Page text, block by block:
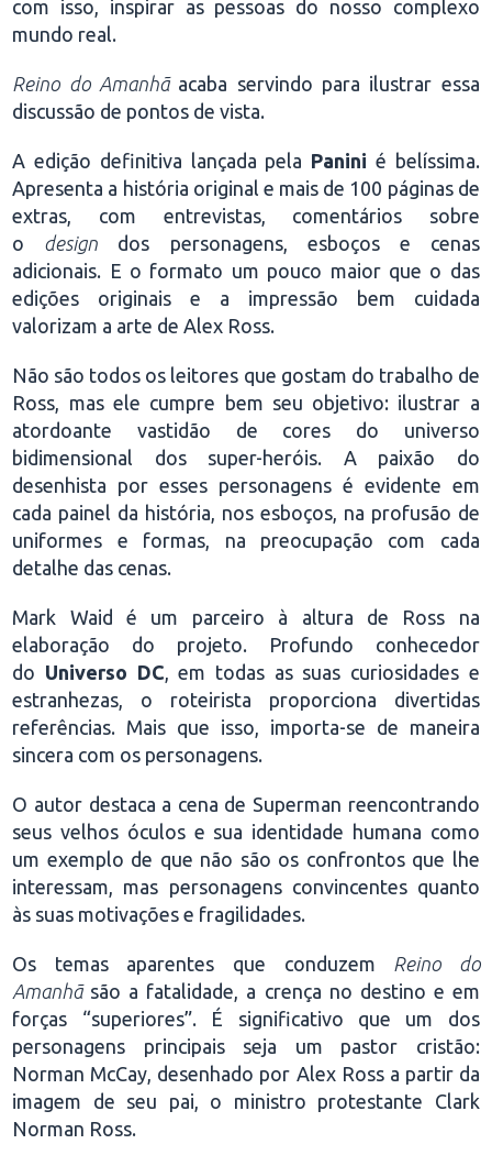
com isso, inspirar as pessoas do nosso complexo
mundo real.
Reino do Amanhãacaba servindo para ilustrar essa
discussão de pontos de vista.
A edição definitiva lançada pela Panini é belíssima.
Apresenta a história original e mais de 100 páginas de
extras, com entrevistas, comentários sobre
o design dos personagens, esboços e cenas
adicionais. E o formato um pouco maior que o das
edições originais e a impressão bem cuidada
valorizam a arte de Alex Ross.
Não são todos os leitores que gostam do trabalho de
Ross, mas ele cumpre bem seu objetivo: ilustrar a
atordoante vastidão de cores do universo
bidimensional dos super-heróis. A paixão do
desenhista por esses personagens é evidente em
cada painel da história, nos esboços, na profusão de
uniformes e formas, na preocupação com cada
detalhe das cenas.
Mark Waid é um parceiro à altura de Ross na
elaboração do projeto. Profundo conhecedor
do Universo DC, em todas as suas curiosidades e
estranhezas, o roteirista proporciona divertidas
referências. Mais que isso, importa-se de maneira
sincera com os personagens.
O autor destaca a cena de Superman reencontrando
seus velhos óculos e sua identidade humana como
um exemplo de que não são os confrontos que lhe
interessam, mas personagens convincentes quanto
às suas motivações e fragilidades.
Os temas aparentes que conduzem Reino do
Amanhãsão a fatalidade, a crença no destino e em
forças “superiores”. É significativo que um dos
personagens principais seja um pastor cristão:
Norman McCay, desenhado por Alex Ross a partir da
imagem de seu pai, o ministro protestante Clark
Norman Ross.